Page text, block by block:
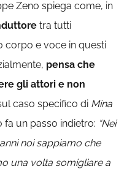
Zeno spiega come, in
tra tutti
corpo e voce in questi
pensa che
gli attori e non
caso specifico di Mina
fa un passo indietro: “Nei
noi sappiamo che
una volta somigliare a